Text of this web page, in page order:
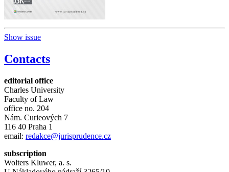
Show issue
Contacts
editorial office
Charles University
Faculty of Law
office no. 204
Nám. Curieových 7
116 40 Praha 1
email: redakce@jurisprudence.cz
subscription
Wolters Kluwer, a. s.